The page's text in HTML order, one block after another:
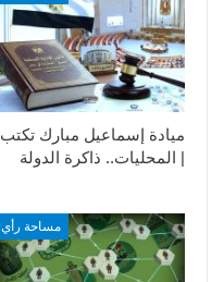
ميادة إسماعيل مبارك تكتب
| المحليات.. ذاكرة الدولة
مساحة رأي